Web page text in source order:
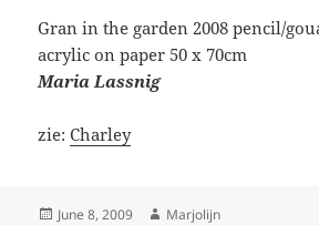
Gran in the garden 2008 pencil/
acrylic on paper 50 x 70cm
Maria Lassnig
zie:Charley
Posted
June 8, 2009 Author
Marjolijn